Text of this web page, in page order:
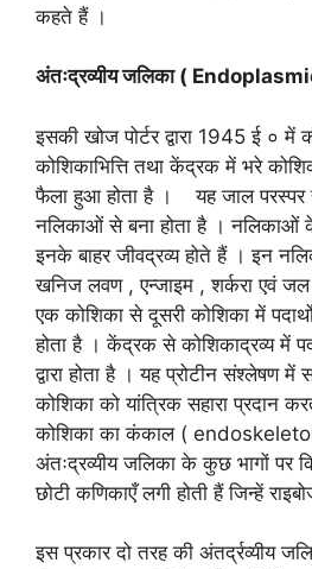
कहते हैं ।
अंतःद्रव्यीय जलिका (
इसकी खोज पोर्टर द्वारा 1945 ई ० में
कोशिकाभित्ति तथा केंद्रक में भरे
फैला हुआ होता है । यह जाल परस्पर
नलिकाओं से बना होता है । नलिकाओं
इनके बाहर जीवद्रव्य होते हैं । इन
खनिज लवण , एन्जाइम , शर्करा एवं जल
एक कोशिका से दूसरी कोशिका में
होता है । केंद्रक से कोशिकाद्रव्य में
द्वारा होता है । यह प्रोटीन संश्लेषण
कोशिका को यांत्रिक सहारा प्रदान
कोशिका का कंकाल (
अंतःद्रव्यीय जलिका के कुछ भागों पर
छोटी कणिकाएँ लगी होती हैं जिन्हें
इस प्रकार दो तरह की अंतर्द्रव्यीय